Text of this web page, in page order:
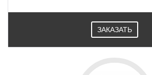
ЗАКАЗАТЬ